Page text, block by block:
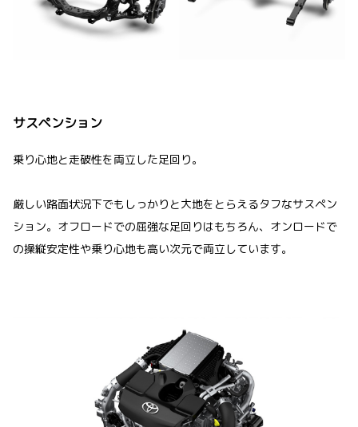
サスペンション
乗り心地と走破性を両立した足回り。
厳しい路面状況下でもしっかりと大地をとらえるタフなサスペン
ション。オフロードでの屈強な足回りはもちろん、オンロードで
の操縦安定性や乗り心地も高い次元で両立しています。